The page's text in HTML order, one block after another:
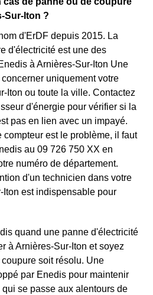
Sur-Iton ?
d'ErDF depuis 2015. La
d'électricité est une des
à Arnières-Sur-Iton Une
uniquement votre
Iton ou toute la ville. Contactez
d'énergie pour vérifier si la
pas en lien avec un impayé.
compteur est le problème, il faut
au 09 726 750 XX en
numéro de département.
d'un technicien dans votre
est indispensable pour
quand une panne d'électricité
à Arnières-Sur-Iton et soyez
soit résolu. Une
par Enedis pour maintenir
se passe aux alentours de